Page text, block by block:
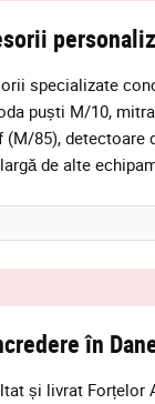
specializate
puști M/10,
(M/85), detectoare
de alte
în
și livrat Forțelor